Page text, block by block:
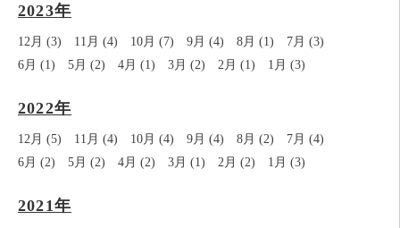
2023年
12月 (3) 11月 (4) 10月 (7) 9月 (4) 8月 (1)
7月 (3)
6月 (1)
5月 (2) 4月 (1) 3月 (2) 2月 (1) 1月 (3)
2022年
12月 (5) 11月 (4) 10月 (4) 9月 (4) 8月 (2)
7月 (4)
6月 (2)
5月 (2) 4月 (2) 3月 (1) 2月 (2) 1月 (3)
2021年